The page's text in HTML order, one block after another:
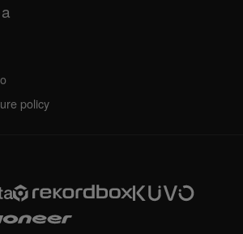
garantía
policy